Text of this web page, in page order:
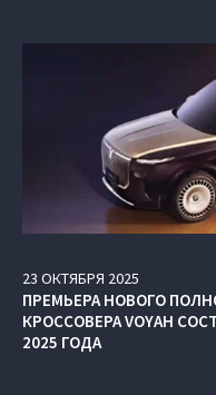
23 ОКТЯБРЯ 2025
ПРЕМЬЕРА НОВОГО
КРОССОВЕРА VOYAH
2025 ГОДА